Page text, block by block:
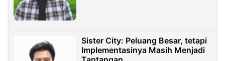
Sister City: Peluang Besar, tetapi
Implementasinya Masih Menjadi